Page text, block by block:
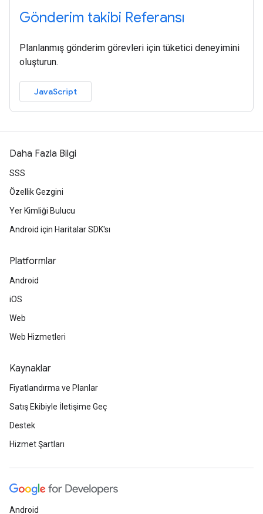
Gönderim takibi Referansı
Planlanmış gönderim görevleri için tüketici deneyimini
oluşturun.
JavaScript
Daha Fazla Bilgi
SSS
Özellik Gezgini
Yer Kimliği Bulucu
Android için Haritalar SDK'sı
Platformlar
Android
iOS
Web
Web Hizmetleri
Kaynaklar
Fiyatlandırma ve Planlar
Satış Ekibiyle İletişime Geç
Destek
Hizmet Şartları
Android